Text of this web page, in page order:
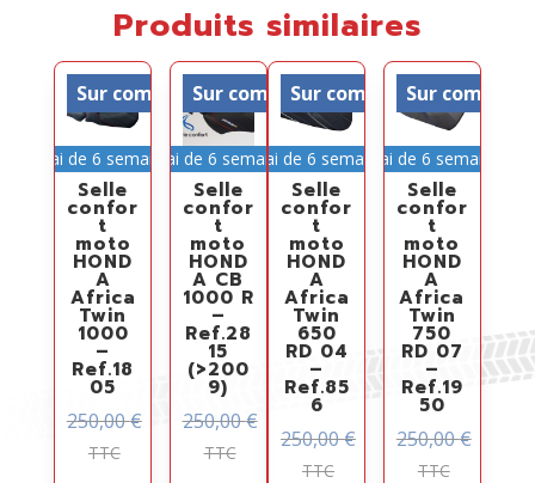
Produits similaires
Sur commande
Délai de 6 semaines
Selle
confor
t
moto
HOND
A
Africa
Twin
1000
–
Ref.18
05
250,00€
TTC
Sur commande
Délai de 6 semaines
Selle
confor
t
moto
HOND
A CB
1000 R
–
Ref.28
15
(>200
9)
250,00€
TTC
Sur commande
Délai de 6 semaines
Selle
confor
t
moto
HOND
A
Africa
Twin
650
RD 04
–
Ref.85
6
250,00€
TTC
Sur
Délai de 6 semaines
Selle
confor
t
moto
HOND
A
Africa
Twin
750
RD 07
–
Ref.19
50
250,00€
TTC